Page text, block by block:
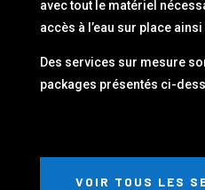
avec tout le matériel
accès à l’eau sur place
Des services sur mesure
packages présentés ci-
VOIR TOUS LES